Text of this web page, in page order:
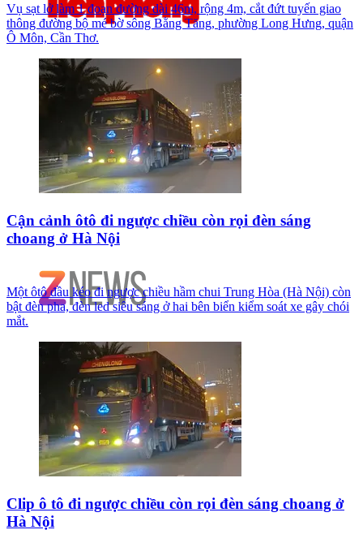
Vụ sạt lở làm 1 đoạn đường dài 46m, rộng 4m, cắt đứt tuyến giao
thông đường bộ mé bờ sông Bằng Tăng, phường Long Hưng, quận
Ô Môn, Cần Thơ.
Cận cảnh ôtô đi ngược chiều còn rọi đèn sáng
choang ở Hà Nội
Một ôtô đầu kéo đi ngược chiều hầm chui Trung Hòa (Hà Nội) còn
bật đèn pha, đèn led siêu sáng ở hai bên biển kiểm soát xe gây chói
mắt.
Clip ô tô đi ngược chiều còn rọi đèn sáng choang ở
Hà Nội